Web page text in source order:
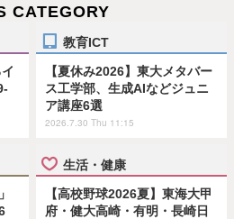
CATEGORY
教育ICT
【夏休み2026】東大メタバー
ス工学部、生成AIなどジュニ
ア講座6選
2026.7.30 Thu 11:15
生活・健康
【高校野球2026夏】東海大甲
府・健大高崎・有明・長崎日